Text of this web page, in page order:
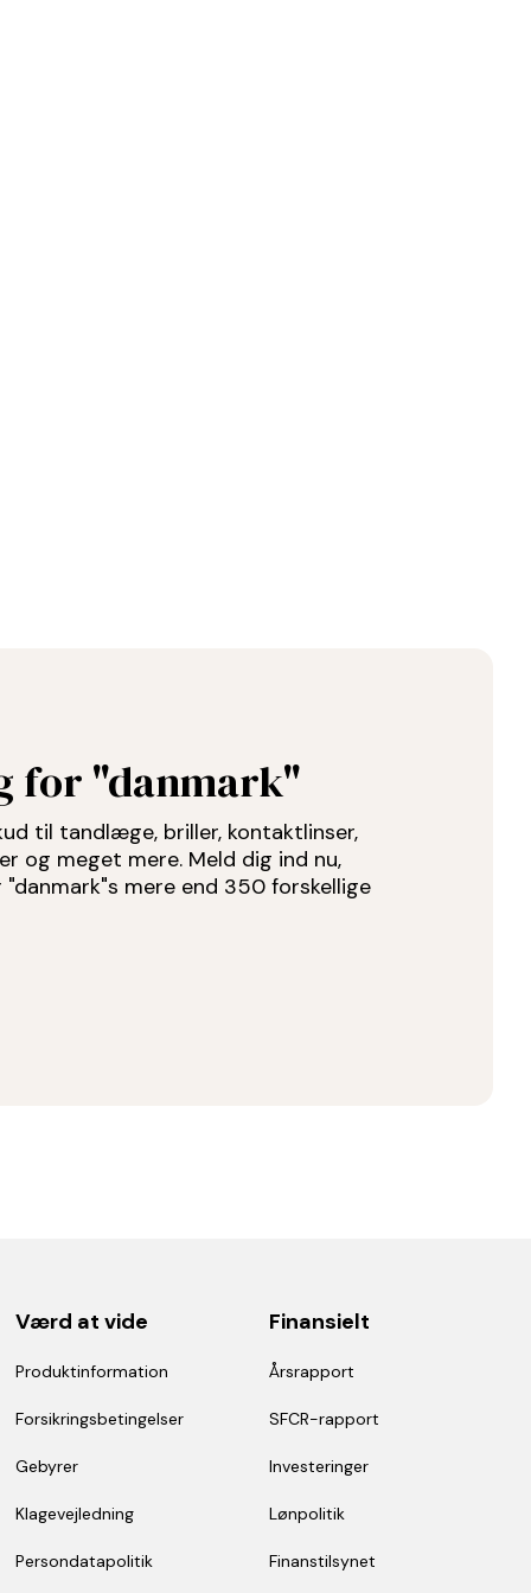
for "danmark"
til tandlæge, briller, kontaktlinser,
og meget mere. Meld dig ind nu,
mere end 350 forskellige
Værd at vide
Produktinformation
Forsikringsbetingelser
Gebyrer
Klagevejledning
Persondatapolitik
Finansielt
Årsrapport
SFCR-rapport
Investeringer
Lønpolitik
Finanstilsynet